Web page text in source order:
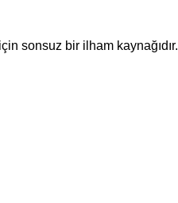
sonsuz bir ilham kaynağıdır.